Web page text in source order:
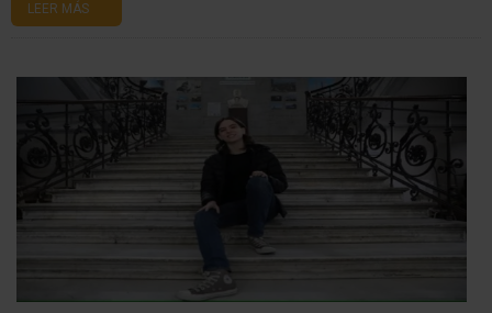
LEER MÁS